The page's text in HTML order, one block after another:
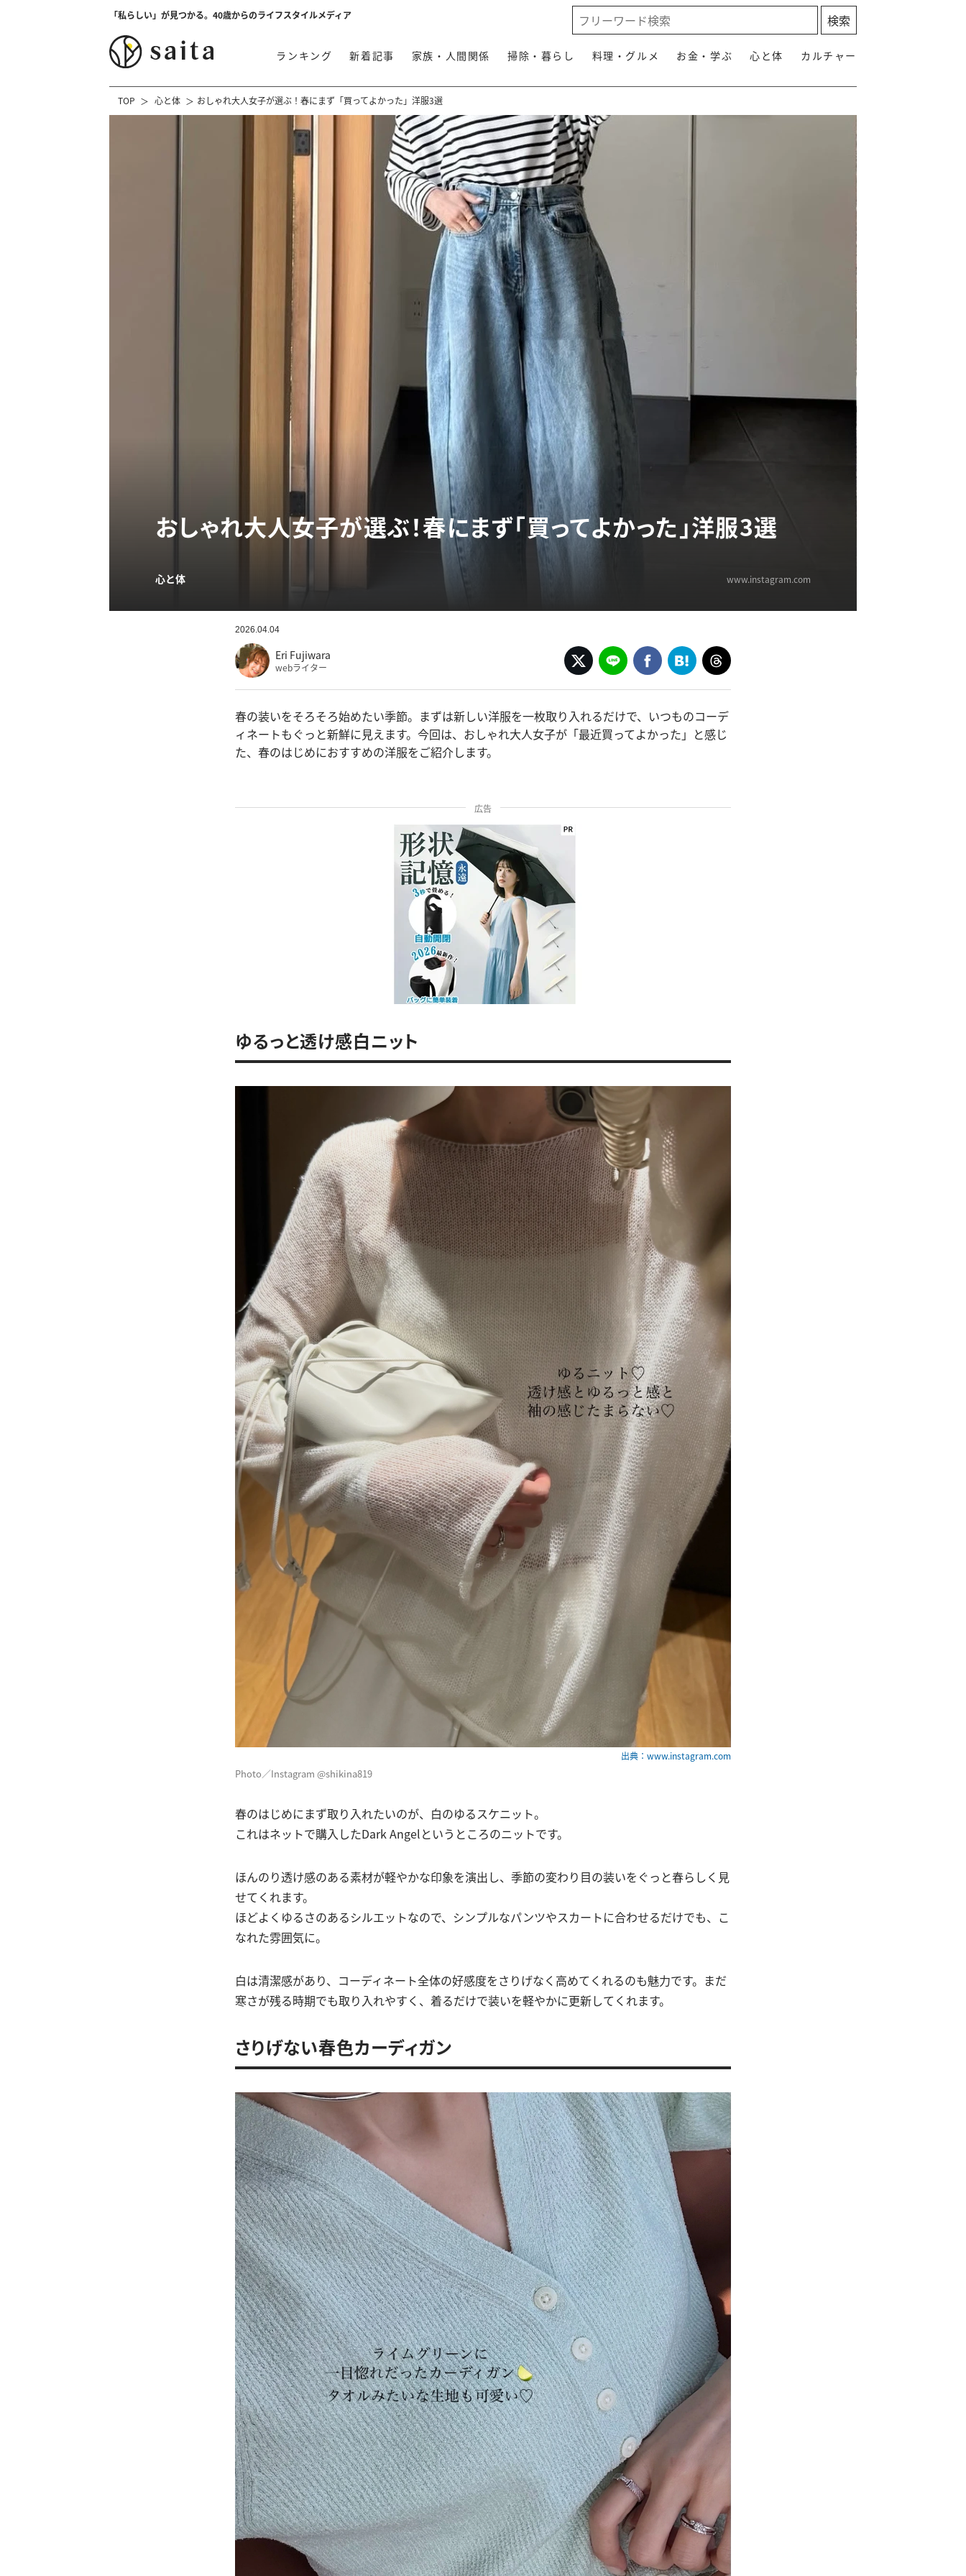
「私らしい」が見つかる。40歳からのライフスタイルメディア
ランキング 新着記事 家族・人間関係 掃除・暮らし 料理・グルメ お金・学ぶ 心と体 カルチャー
TOP 心と体 おしゃれ大人女子が選ぶ！春にまず「買ってよかった」洋服3選
おしゃれ大人女子が選ぶ！春にまず「買ってよかった」洋服3選
心と体 www.instagram.com
2026.04.04
Eri Fujiwara
webライター
春の装いをそろそろ始めたい季節。まずは新しい洋服を一枚取り入れるだけで、いつものコーデ
ィネートもぐっと新鮮に見えます。今回は、おしゃれ大人女子が「最近買ってよかった」と感じ
た、春のはじめにおすすめの洋服をご紹介します。
広告
ゆるっと透け感白ニット
出典：www.instagram.com
Photo／Instagram @shikina819
春のはじめにまず取り入れたいのが、白のゆるスケニット。
これはネットで購入したDark Angelというところのニットです。
ほんのり透け感のある素材が軽やかな印象を演出し、季節の変わり目の装いをぐっと春らしく見
せてくれます。
ほどよくゆるさのあるシルエットなので、シンプルなパンツやスカートに合わせるだけでも、こ
なれた雰囲気に。
白は清潔感があり、コーディネート全体の好感度をさりげなく高めてくれるのも魅力です。まだ
寒さが残る時期でも取り入れやすく、着るだけで装いを軽やかに更新してくれます。
さりげない春色カーディガン